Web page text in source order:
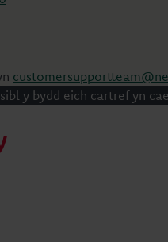
y bydd eich cartref yn